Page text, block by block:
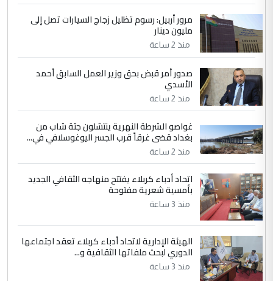
جامعاتها سنويا
عبد الأمير جاسم هليل
نتشرف بلقاء السيد احمد الصافي في العتبات
الحسنية لزرع ...
الموضوع :مكتب السيد احمد الصافي : لا يوجود
لدينا اي حساب على الفيس بوك وتويتر
مرور أربيل: رسوم تظليل زجاج السيارات تصل إلى
مليون دينار
منذ 2 ساعة
صدور أمر قبض بحق وزير العمل السابق أحمد
الأسدي
منذ 2 ساعة
غواصو الشرطة النهرية ينتشلون جثة شاب من
بغداد قضى غرقاً قرب الجسر اليوغوسلافي في...
منذ 2 ساعة
اتحاد أدباء كربلاء يفتتح منهاجه الثقافي الجديد
بأمسية شعرية مفتوحة
منذ 3 ساعة
الهيئة الإدارية لاتحاد أدباء كربلاء تعقد اجتماعها
الدوري لبحث ملفاتها الثقافية و...
منذ 3 ساعة